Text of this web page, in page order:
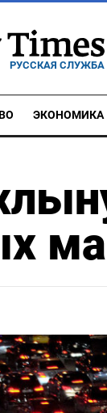
РУССКАЯ СЛУЖБА
ЭКОНОМИКА